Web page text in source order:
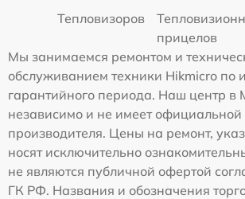
Тепловизоров
прицелов
Мы занимаемся ремонтом и
обслуживанием техники Hikmicro по
гарантийного периода. Наш центр в
независимо и не имеет официальной
производителя. Цены на ремонт,
носят исключительно
не являются публичной офертой
ГК РФ. Названия и обозначения